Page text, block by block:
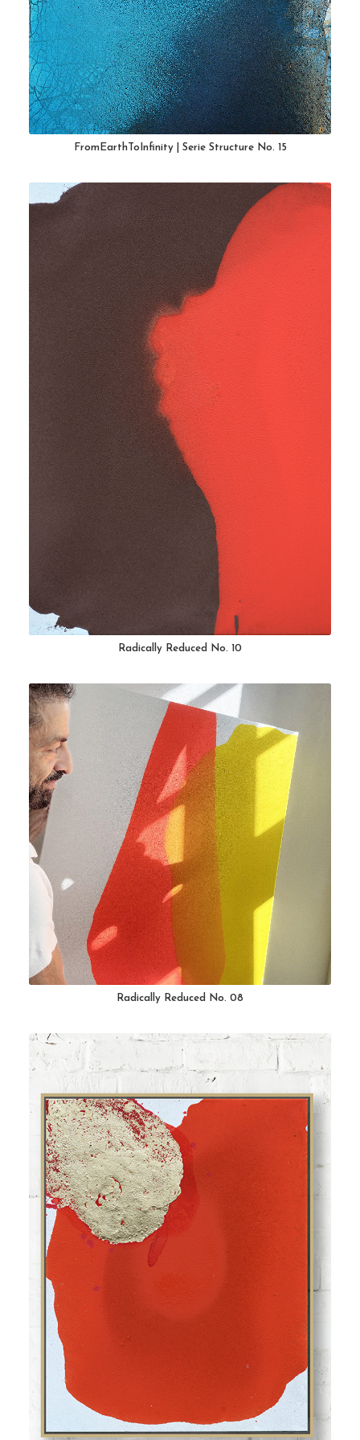
FromEarthToInfinity | Serie Structure No. 15
Radically Reduced No. 10
Radically Reduced No. 08